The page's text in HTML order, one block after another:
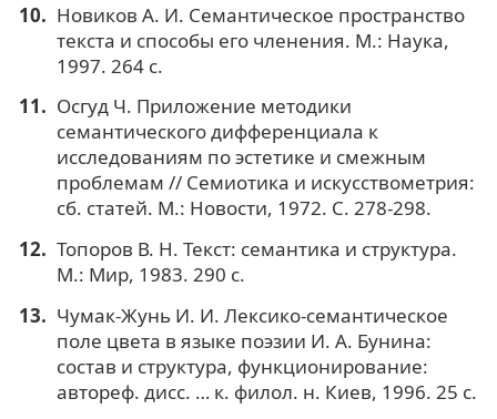
Новиков А. И. Семантическое пространство
текста и способы его членения. М.: Наука,
1997. 264 с.
Осгуд Ч. Приложение методики
семантического дифференциала к
исследованиям по эстетике и смежным
проблемам // Семиотика и искусствометрия:
сб. статей. М.: Новости, 1972. С. 278-298.
Топоров В. Н. Текст: семантика и структура.
М.: Мир, 1983. 290 с.
Чумак-Жунь И. И. Лексико-семантическое
поле цвета в языке поэзии И. А. Бунина:
состав и структура, функционирование:
автореф. дисс. … к. филол. н. Киев, 1996. 25 с.